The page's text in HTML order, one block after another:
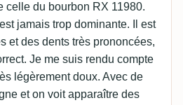
celle du bourbon RX 11980.
jamais trop dominante. Il est
et des dents très prononcées,
Je me suis rendu compte
légèrement doux. Avec de
et on voit apparaître des